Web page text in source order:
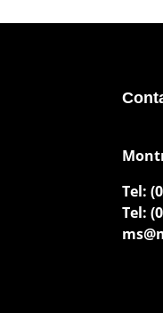
Tel:
Tel: